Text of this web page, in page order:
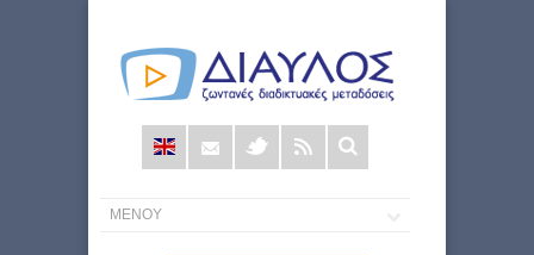
Φόρμα
αναζήτησης